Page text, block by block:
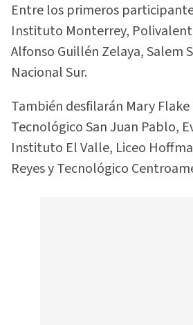
Entre los primeros
Instituto Monterrey,
Alfonso Guillén Zelaya, Salem
Nacional Sur.
También desfilarán Mary Flake
Tecnológico San Juan Pablo,
Instituto El Valle, Liceo
Reyes y Tecnológico